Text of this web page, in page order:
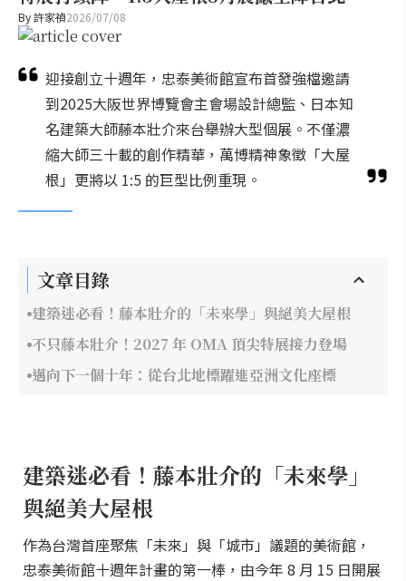
By許家禎2026/07/08
迎接創立十週年，忠泰美術館宣布首發強檔邀請
到2025大阪世界博覽會主會場設計總監、日本知
名建築大師藤本壯介來台舉辦大型個展。不僅濃
縮大師三十載的創作精華，萬博精神象徵「大屋
根」更將以 1:5 的巨型比例重現。
文章目錄
建築迷必看！藤本壯介的「未來學」與絕美大屋根
不只藤本壯介！2027 年 OMA 頂尖特展接力登場
邁向下一個十年：從台北地標躍進亞洲文化座標
建築迷必看！藤本壯介的「未來學」
與絕美大屋根
作為台灣首座聚焦「未來」與「城市」議題的美術館，
忠泰美術館十週年計畫的第一棒，由今年 8 月 15 日開展